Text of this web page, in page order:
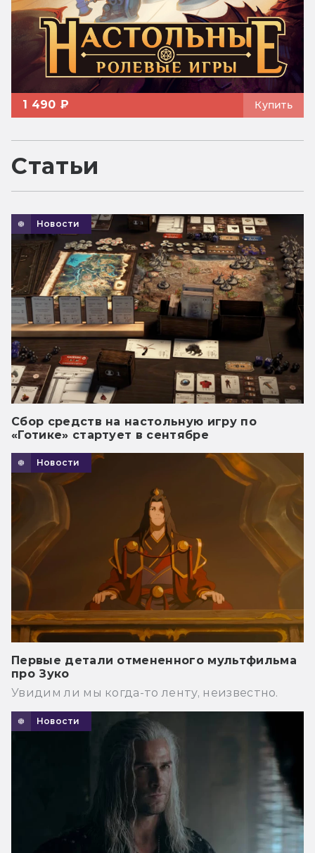
1 490 ₽ Купить
Статьи
Новости
Сбор средств на настольную игру по
«Готике» стартует в сентябре
Новости
Первые детали отмененного мультфильма
про Зуко
Увидим ли мы когда-то ленту, неизвестно.
Новости